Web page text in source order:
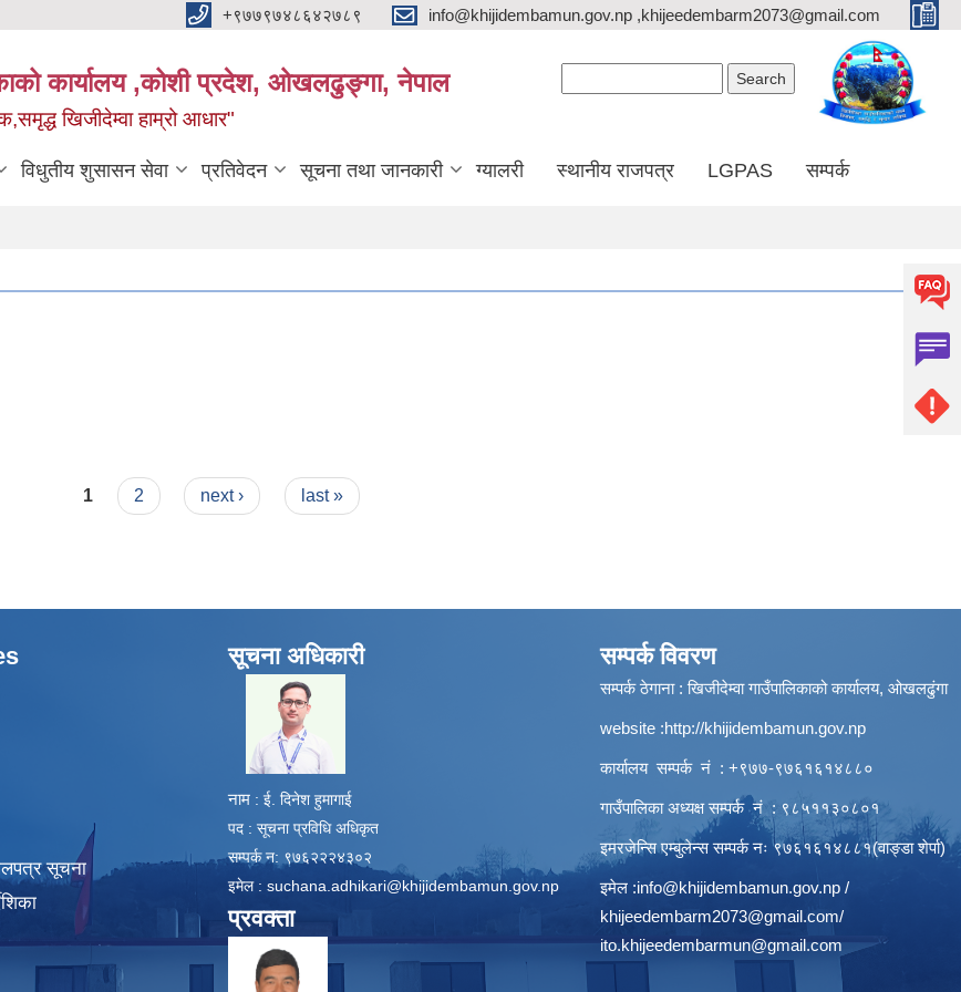
+९७७९७४८६४२७८९ info@khijidembamun.gov.np ,khijeedembarm2073@gmail.com
कार्यालय ,कोशी प्रदेश, ओखलढुङ्गा, नेपाल
खिजीदेम्वा हाम्रो आधार"
विधुतीय शुसासन सेवा प्रतिवेदन सूचना तथा जानकारी ग्यालरी स्थानीय राजपत्र LGPAS सम्पर्क
1 2 next › last »
सूचना
सूचना अधिकारी
नाम : ई. दिनेश हुमागाई
पद : सूचना प्रविधि अधिकृत
सम्पर्क न: ९७६२२२४३०२
इमेल : suchana.adhikari@khijidembamun.gov.np
प्रवक्ता
सम्पर्क विवरण
सम्पर्क ठेगाना : खिजीदेम्वा गाउँपालिकाको कार्यालय, ओखलढुंगा
website :http://khijidembamun.gov.np
कार्यालय सम्पर्क नं : +९७७-९७६१६१४८८०
गाउँपालिका अध्यक्ष सम्पर्क नं : ९८५११३०८०१
इमरजेन्सि एम्बुलेन्स सम्पर्क न‌ः ९७६१६१४८८१(वाङ्डा शेर्पा)
इमेल :info@khijidembamun.gov.np /
khijeedembarm2073@gmail.com/
ito.khijeedembarmun@gmail.com